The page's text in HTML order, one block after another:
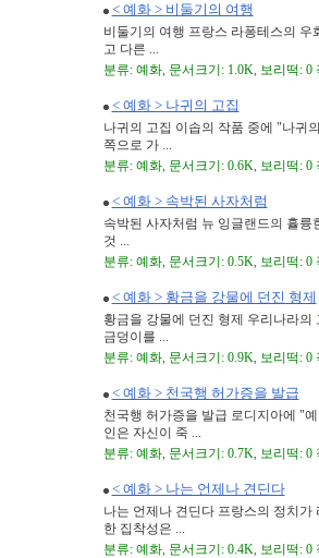
< 예화 > 비둘기의 여행
비둘기의 여행 프랑스 라퐁테스의
고 다른 ...
분류: 예화, 문서크기: 1.0K, 보리떡: 0
< 예화 > 나귀의 고집
나귀의 고집 이솝의 작품 중에 "나귀
쪽으로 가 ...
분류: 예화, 문서크기: 0.6K, 보리떡: 0
< 예화 > 속박된 사자처럼
속박된 사자처럼 뉴 잉글랜드의 휼
것 ...
분류: 예화, 문서크기: 0.5K, 보리떡: 0
< 예화 > 황금을 강물에 던진 형제
황금을 강물에 던진 형제 우리나라
금덩이를 ...
분류: 예화, 문서크기: 0.9K, 보리떡: 0
< 예화 > 천국행 허가증을 발급
천국행 허가증을 발급 로디지아에 "
인은 자신이 죽 ...
분류: 예화, 문서크기: 0.7K, 보리떡: 0
< 예화 > 나는 언제나 견딘다
나는 언제나 견딘다 프랑스의 정치
한 집착성은 ...
분류: 예화, 문서크기: 0.4K, 보리떡: 0